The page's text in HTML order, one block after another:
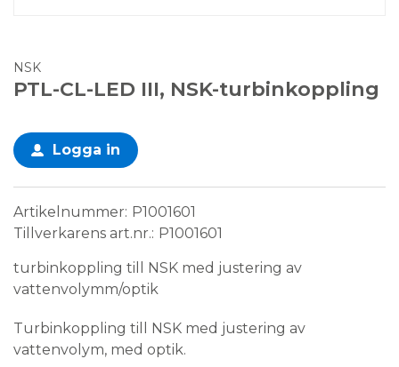
NSK
PTL-CL-LED III, NSK-turbinkoppling
Logga in
Artikelnummer P1001601
Tillverkarens art.nr. P1001601
turbinkoppling till NSK med justering av
vattenvolymm/optik
Turbinkoppling till NSK med justering av
vattenvolym, med optik.